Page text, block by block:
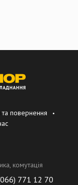
стремимся
музыкантам
уровень
повернення
комутація
771 12 70